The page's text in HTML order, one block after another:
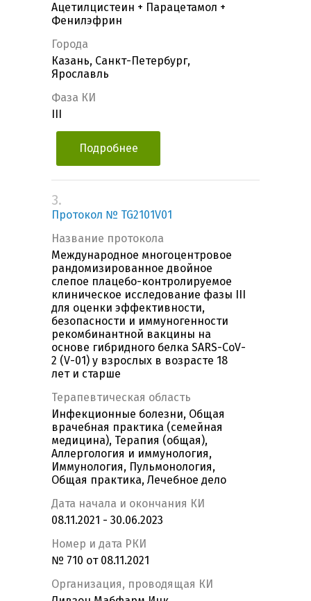
Ацетилцистеин + Парацетамол +
Фенилэфрин
Города
Казань, Санкт-Петербург,
Ярославль
Фаза КИ
Подробнее
3.
Протокол № TG2101V01
Название протокола
Международное многоцентровое
рандомизированное двойное
слепое плацебо-контролируемое
клиническое исследование фазы III
для оценки эффективности,
безопасности и иммуногенности
рекомбинантной вакцины на
основе гибридного белка SARS-CoV-
2 (V-01) у взрослых в возрасте 18
лет и старше
Терапевтическая область
Инфекционные болезни, Общая
врачебная практика (семейная
медицина), Терапия (общая),
Аллергология и иммунология,
Иммунология, Пульмонология,
Общая практика, Лечебное дело
Дата начала и окончания КИ
08.11.2021 - 30.06.2023
Номер и дата РКИ
№ 710 от 08.11.2021
Организация, проводящая КИ